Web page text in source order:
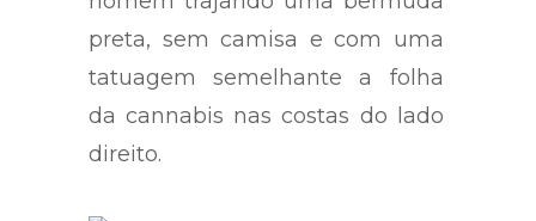
homem trajando uma bermuda
preta, sem camisa e com uma
tatuagem semelhante a folha
da cannabis nas costas do lado
direito.